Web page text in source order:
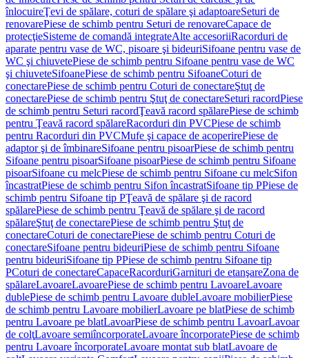
înlocuireŢevi de spălare, coturi de spălare şi adaptoareSeturi de
renovarePiese de schimb pentru Seturi de renovareCapace de
protecţieSisteme de comandă integrateAlte accesoriiRacorduri de
aparate pentru vase de WC, pisoare şi bideuriSifoane pentru vase de
WC şi chiuvetePiese de schimb pentru Sifoane pentru vase de WC
şi chiuveteSifoanePiese de schimb pentru SifoaneCoturi de
conectarePiese de schimb pentru Coturi de conectareŞtuţ de
conectarePiese de schimb pentru Ştuţ de conectareSeturi racordPiese
de schimb pentru Seturi racordŢeavă racord spălarePiese de schimb
pentru Ţeavă racord spălareRacorduri din PVCPiese de schimb
pentru Racorduri din PVCMufe şi capace de acoperirePiese de
adaptor şi de îmbinareSifoane pentru pisoarPiese de schimb pentru
Sifoane pentru pisoarSifoane pisoarPiese de schimb pentru Sifoane
pisoarSifoane cu melcPiese de schimb pentru Sifoane cu melcSifon
încastratPiese de schimb pentru Sifon încastratSifoane tip PPiese de
schimb pentru Sifoane tip PŢeavă de spălare şi de racord
spălarePiese de schimb pentru Ţeavă de spălare şi de racord
spălareŞtuţ de conectarePiese de schimb pentru Ştuţ de
conectareCoturi de conectarePiese de schimb pentru Coturi de
conectareSifoane pentru bideuriPiese de schimb pentru Sifoane
pentru bideuriSifoane tip PPiese de schimb pentru Sifoane tip
PCoturi de conectareCapaceRacorduriGarnituri de etanşareZona de
spălareLavoareLavoarePiese de schimb pentru LavoareLavoare
dublePiese de schimb pentru Lavoare dubleLavoare mobilierPiese
de schimb pentru Lavoare mobilierLavoare pe blatPiese de schimb
pentru Lavoare pe blatLavoarPiese de schimb pentru LavoarLavoar
de colţLavoare semiîncorporateLavoare încorporatePiese de schimb
pentru Lavoare încorporateLavoare montat sub blatLavoare de